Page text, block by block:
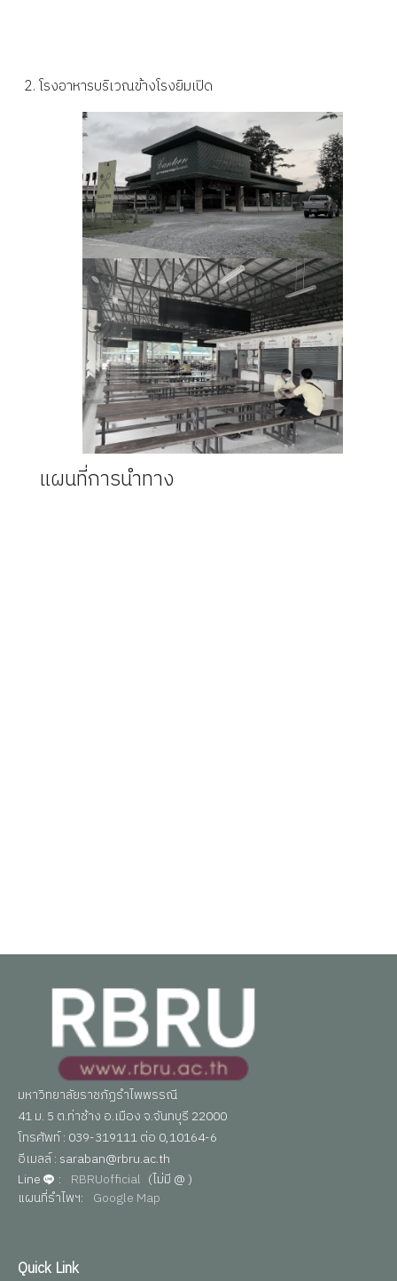
โรงอาหารบริเวณข้างโรงยิมเปิด
แผนที่การนำทาง
มหาวิทยาลัยราชภัฏรำไพพรรณี
41 ม. 5 ต.ท่าช้าง อ.เมือง จ.จันทบุรี 22000
โทรศัพท์ : 039-319111 ต่อ 0,10164-6
อีเมลล์ : saraban@rbru.ac.th
Line
: RBRUofficial (ไม่มี @ )
แผนที่รำไพฯ: Google Map
Quick Link